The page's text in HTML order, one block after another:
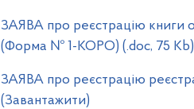
ЗАЯВА про реєстрацію книги
(Форма № 1-КОРО) (.doc, 75 Kb)
ЗАЯВА про реєстрацію
(Завантажити)